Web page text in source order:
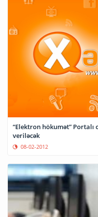
“Elektron hökumət”
veriləcək
08-02-2012